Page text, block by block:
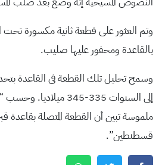
وتم العثور على قطعة ثانية مكسورة تحت
بالقاعدة ومحفور عليها صليب.
وسمح تحليل تلك القطعة فى القاعدة
إلى السنوات 335-345
ملموسة تبين أن القطعة المتصلة بقاعدة
قسطنطين”.